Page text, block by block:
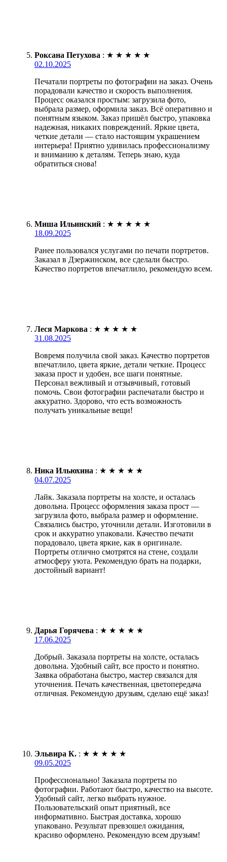
Роксана Петухова : ★ ★ ★ ★ ★
02.10.2025
Печатали портреты по фотографии на заказ. Очень
порадовали качество и скорость выполнения.
Процесс оказался простым: загрузила фото,
выбрала размер, оформила заказ. Всё оперативно и
понятным языком. Заказ пришёл быстро, упаковка
надежная, никаких повреждений. Яркие цвета,
четкие детали — стало настоящим украшением
интерьера! Приятно удивилась профессионализму
и вниманию к деталям. Теперь знаю, куда
обратиться снова!
Миша Ильинский : ★ ★ ★ ★ ★
18.09.2025
Ранее пользовался услугами по печати портретов.
Заказал в Дзержинском, все сделали быстро.
Качество портретов впечатлило, рекомендую всем.
Леся Маркова : ★ ★ ★ ★ ★
31.08.2025
Вовремя получила свой заказ. Качество портретов
впечатлило, цвета яркие, детали четкие. Процесс
заказа прост и удобен, все шаги понятные.
Персонал вежливый и отзывчивый, готовый
помочь. Свои фотографии распечатали быстро и
аккуратно. Здорово, что есть возможность
получать уникальные вещи!
Ника Ильюхина : ★ ★ ★ ★ ★
04.07.2025
Лайк. Заказала портреты на холсте, и осталась
довольна. Процесс оформления заказа прост —
загрузила фото, выбрала размер и оформление.
Связались быстро, уточнили детали. Изготовили в
срок и аккуратно упаковали. Качество печати
порадовало, цвета яркие, как в оригинале.
Портреты отлично смотрятся на стене, создали
атмосферу уюта. Рекомендую брать на подарки,
достойный вариант!
Дарья Горячева : ★ ★ ★ ★ ★
17.06.2025
Добрый. Заказала портреты на холсте, осталась
довольна. Удобный сайт, все просто и понятно.
Заявка обработана быстро, мастер связался для
уточнения. Печать качественная, цветопередача
отличная. Рекомендую друзьям, сделаю ещё заказ!
Эльвира К. : ★ ★ ★ ★ ★
09.05.2025
Профессионально! Заказала портреты по
фотографии. Работают быстро, качество на высоте.
Удобный сайт, легко выбрать нужное.
Пользовательский опыт приятный, все
информативно. Быстрая доставка, хорошо
упаковано. Результат превзошел ожидания,
красиво оформлено. Рекомендую всем друзьям!